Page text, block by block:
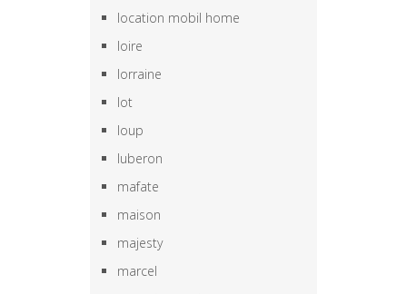
location mobil home
loire
lorraine
lot
loup
luberon
mafate
maison
majesty
marcel